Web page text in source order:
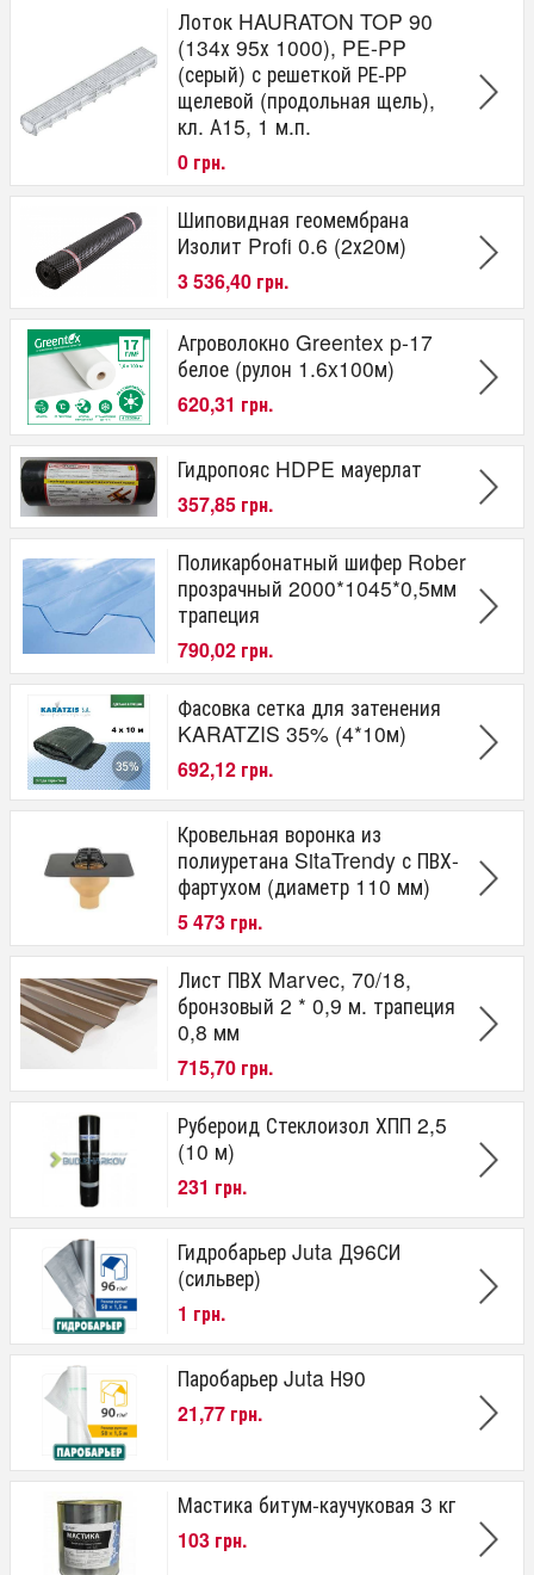
Лоток HAURATON TOP 90
(134х 95х 1000), PE-PP
(серый) с решеткой РЕ-РР
щелевой (продольная щель),
кл. А15, 1 м.п.
0 грн.
Шиповидная геомембрана
Изолит Profi 0.6 (2х20м)
3 536,40 грн.
Агроволокно Greentex p-17
белое (рулон 1.6x100м)
620,31 грн.
Гидропояс HDPE мауерлат
357,85 грн.
Поликарбонатный шифер Rober
прозрачный 2000*1045*0,5мм
трапеция
790,02 грн.
Фасовка сетка для затенения
KARATZIS 35% (4*10м)
692,12 грн.
Кровельная воронка из
полиуретана SitaTrendy с ПВХ-
фартухом (диаметр 110 мм)
5 473 грн.
Лист ПВХ Marvec, 70/18,
бронзовый 2 * 0,9 м. трапеция
0,8 мм
715,70 грн.
Рубероид Стеклоизол ХПП 2,5
(10 м)
231 грн.
Гидробарьер Juta Д96СИ
(сильвер)
1 грн.
Паробарьер Juta Н90
21,77 грн.
Мастика битум-каучуковая 3 кг
103 грн.